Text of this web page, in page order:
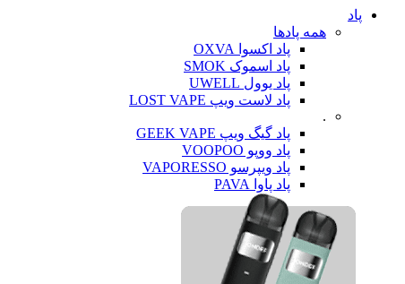
پاد
همه پادها
پاد اکسوا OXVA
پاد اسموک SMOK
پاد یوول UWELL
پاد لاست ویپ LOST VAPE
.
پاد گیگ ویپ GEEK VAPE
پاد ووپو VOOPOO
پاد ویپرسو VAPORESSO
پاد پاوا PAVA